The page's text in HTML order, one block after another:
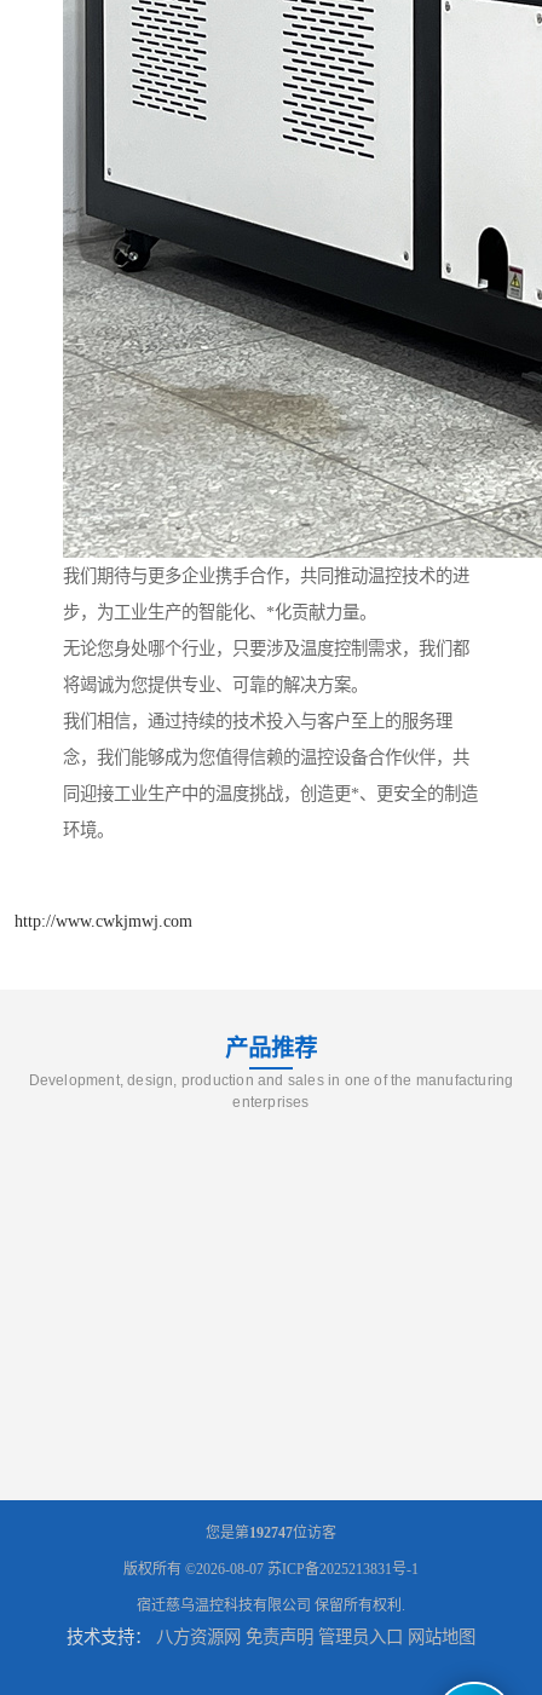
我们期待与更多企业携手合作，共同推动温控技术的进
步，为工业生产的智能化、*化贡献力量。
无论您身处哪个行业，只要涉及温度控制需求，我们都
将竭诚为您提供专业、可靠的解决方案。
我们相信，通过持续的技术投入与客户至上的服务理
念，我们能够成为您值得信赖的温控设备合作伙伴，共
同迎接工业生产中的温度挑战，创造更*、更安全的制造
环境。
http://www.cwkjmwj.com
产品推荐
Development, design, production and sales in one of the manufacturing
enterprises
您是第192747位访客
版权所有 ©2026-08-07 苏ICP备2025213831号-1
宿迁慈乌温控科技有限公司 保留所有权利.
技术支持： 八方资源网 免责声明 管理员入口 网站地图